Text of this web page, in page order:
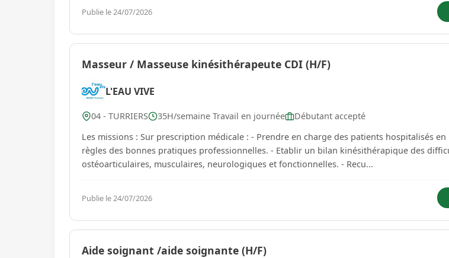
Publie le 24/07/2026
Masseur / Masseuse kinésithérapeute CDI (H/F)
L'EAU VIVE
04 - TURRIERS 35H/semaine Travail en journée
Débutant accepté
Les missions : Sur prescription médicale : - Prendre en charge des patients hospitalisés en respectant les
règles des bonnes pratiques professionnelles. - Etablir un bilan kinésithérapique des difficultés et capacités
ostéoarticulaires, musculaires, neurologiques et fonctionnelles. - Recu...
Publie le 24/07/2026
Aide soignant /aide soignante (H/F)